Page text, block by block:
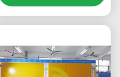
Elektrisch